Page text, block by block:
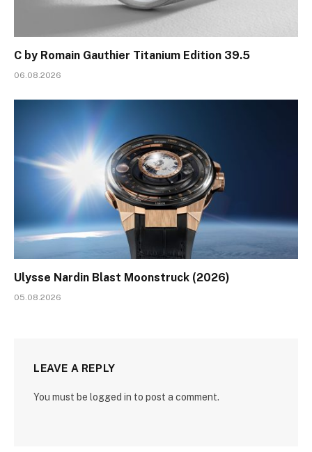
C by Romain Gauthier Titanium Edition 39.5
06.08.2026
Ulysse Nardin Blast Moonstruck (2026)
05.08.2026
LEAVE A REPLY
You must be logged in to post a comment.